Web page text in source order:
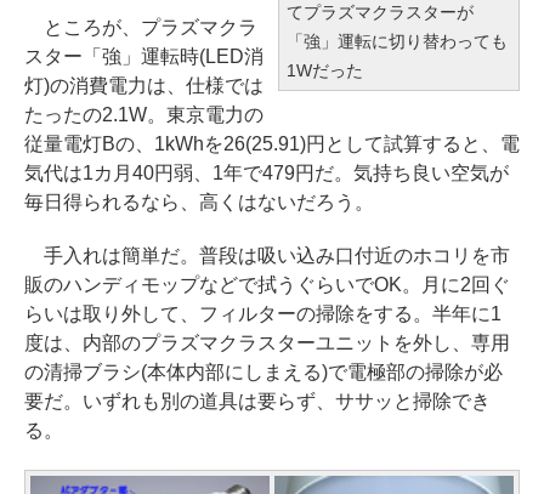
てプラズマクラスターが
「強」運転に切り替わっても
1Wだった
ところが、プラズマクラ
スター「強」運転時(LED消
灯)の消費電力は、仕様では
たったの2.1W。東京電力の
従量電灯Bの、1kWhを26(25.91)円として試算すると、電
気代は1カ月40円弱、1年で479円だ。気持ち良い空気が
毎日得られるなら、高くはないだろう。
手入れは簡単だ。普段は吸い込み口付近のホコリを市
販のハンディモップなどで拭うぐらいでOK。月に2回ぐ
らいは取り外して、フィルターの掃除をする。半年に1
度は、内部のプラズマクラスターユニットを外し、専用
の清掃ブラシ(本体内部にしまえる)で電極部の掃除が必
要だ。いずれも別の道具は要らず、ササッと掃除でき
る。